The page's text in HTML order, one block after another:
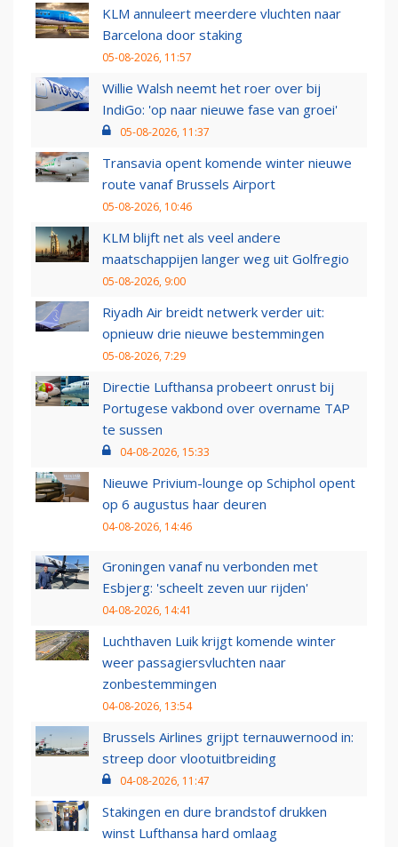
KLM annuleert meerdere vluchten naar
Barcelona door staking
05-08-2026, 11:57
Willie Walsh neemt het roer over bij
IndiGo: 'op naar nieuwe fase van groei'
05-08-2026, 11:37
Transavia opent komende winter nieuwe
route vanaf Brussels Airport
05-08-2026, 10:46
KLM blijft net als veel andere
maatschappijen langer weg uit Golfregio
05-08-2026, 9:00
Riyadh Air breidt netwerk verder uit:
opnieuw drie nieuwe bestemmingen
05-08-2026, 7:29
Directie Lufthansa probeert onrust bij
Portugese vakbond over overname TAP
te sussen
04-08-2026, 15:33
Nieuwe Privium-lounge op Schiphol opent
op 6 augustus haar deuren
04-08-2026, 14:46
Groningen vanaf nu verbonden met
Esbjerg: 'scheelt zeven uur rijden'
04-08-2026, 14:41
Luchthaven Luik krijgt komende winter
weer passagiersvluchten naar
zonbestemmingen
04-08-2026, 13:54
Brussels Airlines grijpt ternauwernood in:
streep door vlootuitbreiding
04-08-2026, 11:47
Stakingen en dure brandstof drukken
winst Lufthansa hard omlaag